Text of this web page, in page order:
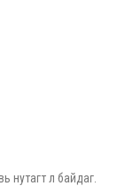
нутагт л байдаг.